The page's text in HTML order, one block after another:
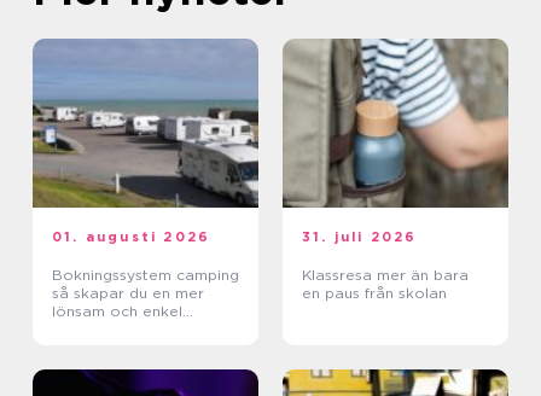
01. augusti 2026
Bokningssystem camping
så skapar du en mer
lönsam och enkel
31. juli 2026
Klassresa mer än bara
en paus från skolan